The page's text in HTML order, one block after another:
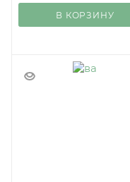
В КОРЗИНУ